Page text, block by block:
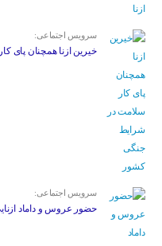
سرویس اجتماعی:
خیرین ازنا همچنان پای
سرویس اجتماعی:
حضور عروس و داماد